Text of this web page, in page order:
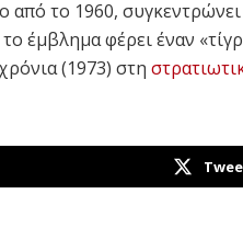
το 1960,
φέρει έναν
(1973) στη